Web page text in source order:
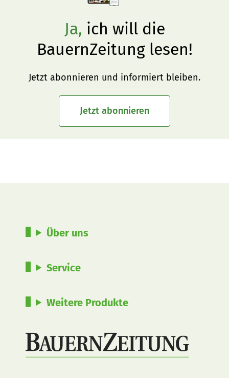
Ja, ich will die
BauernZeitung lesen!
Jetzt abonnieren und informiert bleiben.
Jetzt abonnieren
Über uns
Service
Weitere Produkte